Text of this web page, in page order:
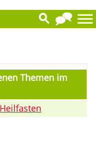
Themen im